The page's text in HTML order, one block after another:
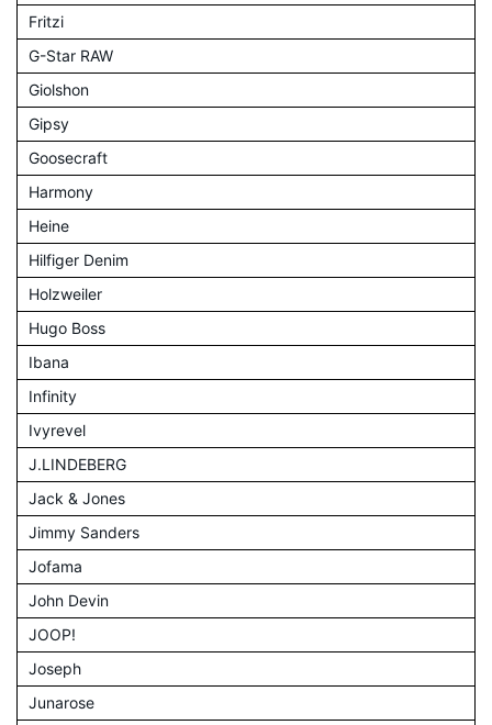
Fritzi
G-Star RAW
Giolshon
Gipsy
Goosecraft
Harmony
Heine
Hilfiger Denim
Holzweiler
Hugo Boss
Ibana
Infinity
Ivyrevel
J.LINDEBERG
Jack & Jones
Jimmy Sanders
Jofama
John Devin
JOOP!
Joseph
Junarose